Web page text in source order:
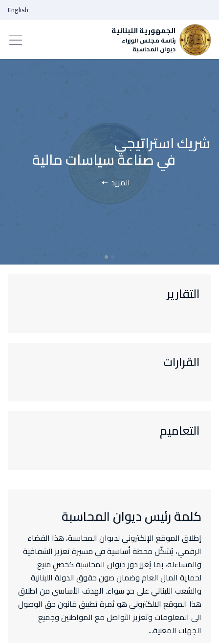
الجمهورية اللبنانية
رئاسة مجلس الوزراء
ديوان المحاسبة
English
المزيد
التقارير
القرارات
التعاميم
كلمة رئيس ديوان المحاسبة
إطلاق الموقع الإلكتروني لديوان المحاسبة، هذا الفضاء
الرقمي، يُشكّل محطة أساسية في مسيرة تعزيز الشفافية
والمساءلة، بما يُعزز دور ديوان المحاسبة كحصنٍ منيع
لحماية المال العام وضمان صون حقوق الدولة اللبنانية
والشعب اللبناني على حدٍ سواء. الهدف الأساسي من اطلاق
هذا الموقع الالكتروني هو ثمرة تطبيق قانون حق الوصول
الى المعلومات وتعزيز التواصل مع المواطنين وجميع
الجهات المعنية...